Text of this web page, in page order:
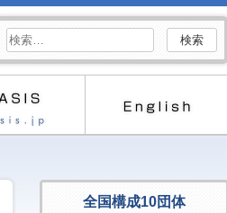
索:
全国構成10団体